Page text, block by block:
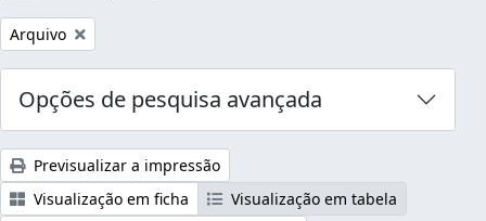
Remover filtro:
Arquivo
Opções de pesquisa avançada
Previsualizar a impressão
Visualização em ficha
Visualização em tabela